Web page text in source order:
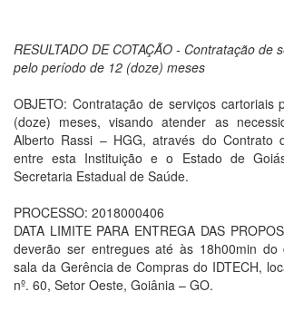
RESULTADO DE COTAÇÃO - Contratação de
pelo período de 12 (doze) meses
OBJETO: Contratação de serviços cartoriais
(doze) meses, visando atender as
Alberto Rassi – HGG, através do Contrato
entre esta Instituição e o Estado de
Secretaria Estadual de Saúde.
PROCESSO: 2018000406
DATA LIMITE PARA ENTREGA DAS
deverão ser entregues até às 18h00min do
sala da Gerência de Compras do IDTECH,
nº. 60, Setor Oeste, Goiânia – GO.